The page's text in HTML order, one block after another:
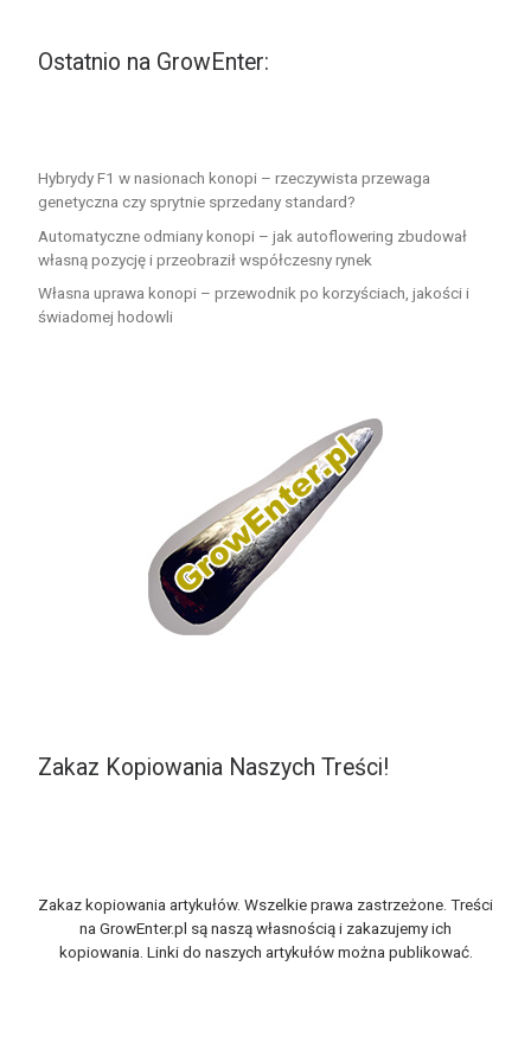
Ostatnio na GrowEnter:
Hybrydy F1 w nasionach konopi – rzeczywista przewaga
genetyczna czy sprytnie sprzedany standard?
Automatyczne odmiany konopi – jak autoflowering zbudował
własną pozycję i przeobraził współczesny rynek
Własna uprawa konopi – przewodnik po korzyściach, jakości i
świadomej hodowli
Zakaz Kopiowania Naszych Treści!
Zakaz kopiowania artykułów. Wszelkie prawa zastrzeżone. Treści
na GrowEnter.pl są naszą własnością i zakazujemy ich
kopiowania. Linki do naszych artykułów można publikować.